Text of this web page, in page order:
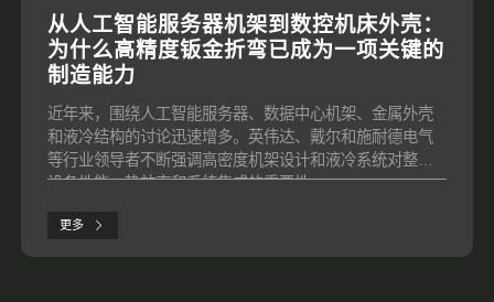
从人工智能服务器机架到数控机床外壳：
为什么高精度钣金折弯已成为一项关键的
制造能力
近年来，围绕人工智能服务器、数据中心机架、金属外壳
和液冷结构的讨论迅速增多。英伟达、戴尔和施耐德电气
等行业领导者不断强调高密度机架设计和液冷系统对整体
设备性能、热效率和系统集成的重要性。
更多